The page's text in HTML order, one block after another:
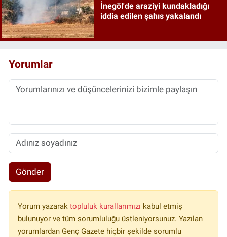
İnegöl'de araziyi kundakladığı
iddia edilen şahıs yakalandı
Yorumlar
Gönder
Yorum yazarak topluluk kurallarımızı kabul etmiş
bulunuyor ve tüm sorumluluğu üstleniyorsunuz. Yazılan
yorumlardan Genç Gazete hiçbir şekilde sorumlu